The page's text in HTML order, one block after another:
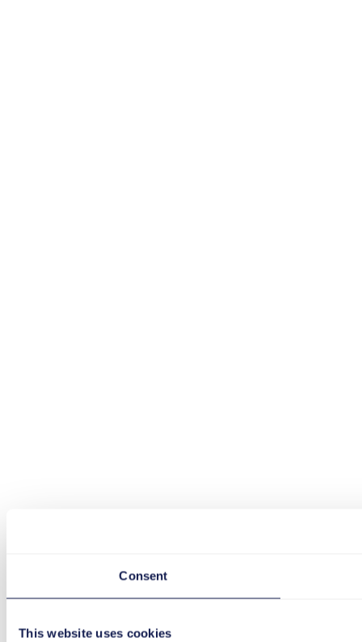
Consent
This website uses cookies